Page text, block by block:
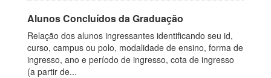
Alunos Concluídos da Graduação
Relação dos alunos ingressantes identificando seu id,
curso, campus ou polo, modalidade de ensino, forma de
ingresso, ano e período de ingresso, cota de ingresso
(a partir de...